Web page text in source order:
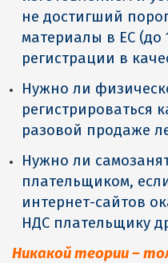
не достигший
материалы в ЕС (до
регистрации в
Нужно ли
регистрироваться
разовой продаже
Нужно ли
плательщиком,
интернет-сайтов
НДС плательщику
Никакой теории –